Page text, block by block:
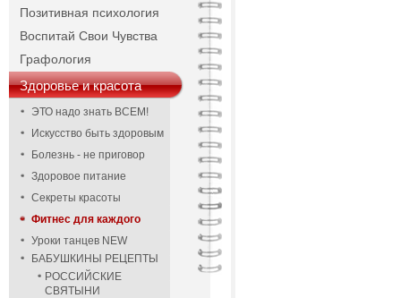
Позитивная психология
Воспитай Свои Чувства
Графология
Здоровье и красота
ЭТО надо знать ВСЕМ!
Искусство быть здоровым
Болезнь - не приговор
Здоровое питание
Секреты красоты
Фитнес для каждого
Уроки танцев NEW
БАБУШКИНЫ РЕЦЕПТЫ
РОССИЙСКИЕ
СВЯТЫНИ